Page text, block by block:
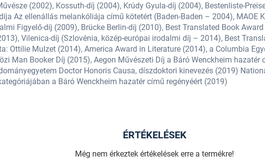
(2002), Kossuth-díj (2004), Krúdy Gyula-díj (2004), Bestenliste-
Az ellenállás melankóliája című kötetért (Baden-Baden – 2004), MAOE
Figyelő-díj (2009), Brücke Berlin-díj (2010), Best Translated Book
Vilenica-díj (Szlovénia, közép-európai irodalmi díj – 2014), Best
Ottilie Mulzet (2014), America Award in Literature (2014), a Columbia
Man Booker Díj (2015), Aegon Művészeti Díj a Báró Wenckheim hazatér
Doctor Honoris Causa, díszdoktori kinevezés (2019)
a Báró Wenckheim hazatér című regényéért (2019)
ÉRTÉKELÉSEK
Még nem érkeztek értékelések erre a termékre!